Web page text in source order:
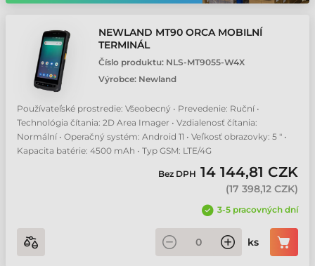
NEWLAND MT90 ORCA MOBILNÍ
TERMINÁL
Číslo produktu: NLS-MT9055-W4X
Výrobce: Newland
Používateľské prostredie: Všeobecný • Prevedenie: Ruční •
Technológia čítania: 2D Area Imager • Vzdialenosť čítania:
Normální • Operačný systém: Android 11 • Veľkosť obrazovky: 5 " •
Kapacita batérie: 4500 mAh • Typ GSM: LTE/4G
Bez DPH 14 144,81 CZK
(17 398,12 CZK)
3-5 pracovných dní
ks